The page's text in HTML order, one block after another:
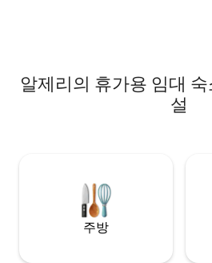
알제리의 휴가용 임대
설
주방